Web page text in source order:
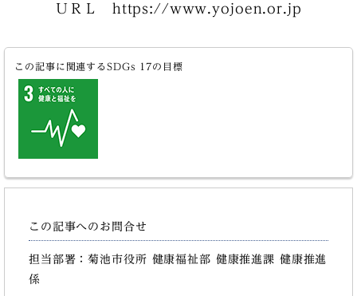
ＵＲＬ https://www.yojoen.or.jp
この記事に関連するSDGs 17の目標
この記事へのお問合せ
担当部署：菊池市役所 健康福祉部 健康推進課 健康推進
係